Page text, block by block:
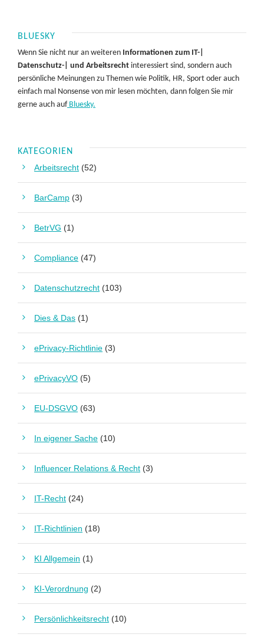
BLUESKY
Wenn Sie nicht nur an weiteren Informationen zum IT-|
Datenschutz-| und Arbeitsrecht interessiert sind, sondern auch
persönliche Meinungen zu Themen wie Politik, HR, Sport oder auch
einfach mal Nonsense von mir lesen möchten, dann folgen Sie mir
gerne auch aufBluesky.
KATEGORIEN
Arbeitsrecht (52)
BarCamp (3)
BetrVG (1)
Compliance (47)
Datenschutzrecht (103)
Dies & Das (1)
ePrivacy-Richtlinie (3)
ePrivacyVO (5)
EU-DSGVO (63)
In eigener Sache (10)
Influencer Relations & Recht (3)
IT-Recht (24)
IT-Richtlinien (18)
KI Allgemein (1)
KI-Verordnung (2)
Persönlichkeitsrecht (10)